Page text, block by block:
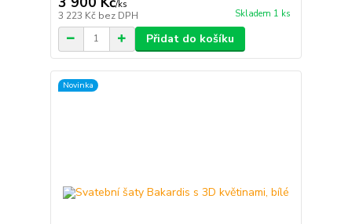
/ks
3 223 Kč bez DPH Skladem 1 ks
Přidat do košíku
Novinka